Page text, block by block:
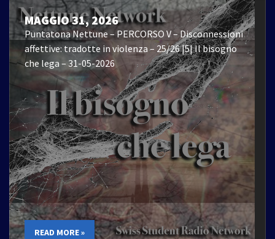
MAGGIO 31, 2026
Puntatona Nettune – PERCORSO V – Disconnessioni
affettive: tradotte in violenza – 25/26 |5| Il bisogno
che lega – 31-05-2026
READ MORE »